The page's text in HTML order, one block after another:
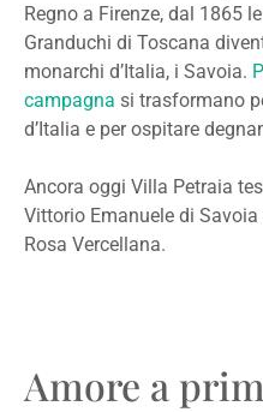
Regno a Firenze, dal 1865
Granduchi di Toscana
monarchi d’Italia, i Savoia.
campagna si trasformano
d’Italia e per ospitare
Ancora oggi Villa Petraia
Vittorio Emanuele di
Rosa Vercellana.
Amore a